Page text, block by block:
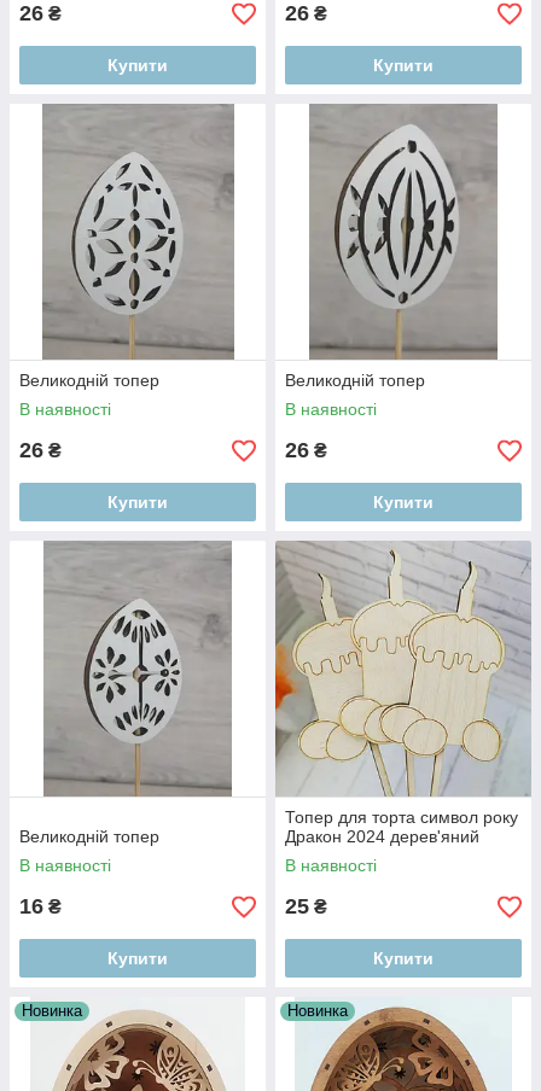
26 ₴
Купити
26 ₴
Купити
Великодній топер
В наявності
26 ₴
Купити
Великодній топер
В наявності
26 ₴
Купити
Великодній топер
В наявності
16 ₴
Купити
Топер для торта символ року
Дракон 2024 дерев'яний
В наявності
25 ₴
Купити
Новинка Новинка